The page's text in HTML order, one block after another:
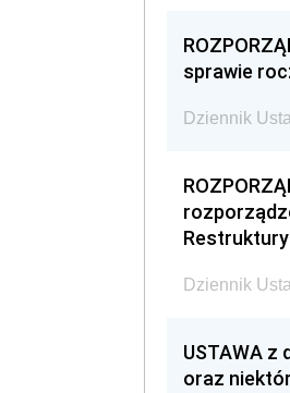
sprawie
Dziennik
Dziennik
USTAWA z
oraz